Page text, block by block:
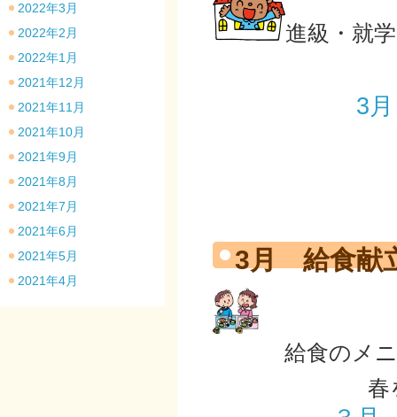
進級・就
3
3月 給食献
給食のメ
春を感じな
2022年3月
2022年2月
2022年1月
2021年12月
2021年11月
2021年10月
2021年9月
2021年8月
2021年7月
2021年6月
2021年5月
2021年4月